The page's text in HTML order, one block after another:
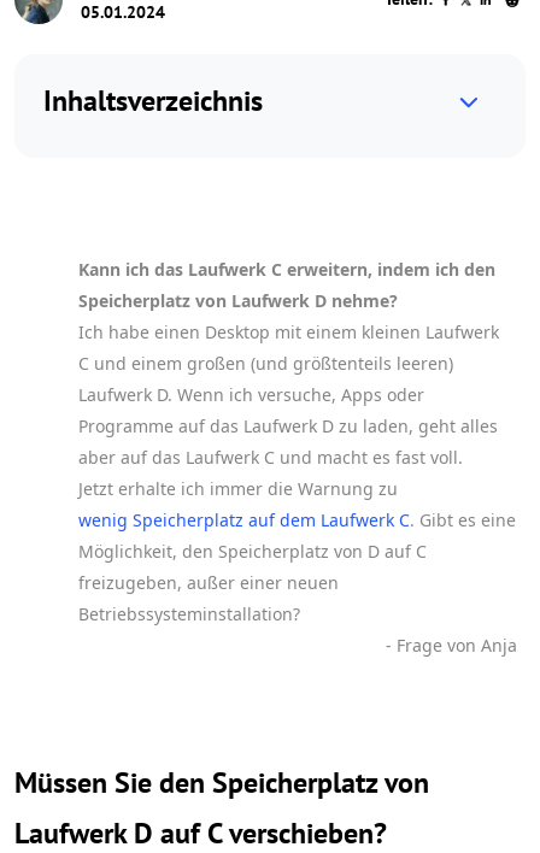
05.01.2024
Inhaltsverzeichnis
Kann ich das Laufwerk C erweitern, indem ich den
Speicherplatz von Laufwerk D nehme?
Ich habe einen Desktop mit einem kleinen Laufwerk
C und einem großen (und größtenteils leeren)
Laufwerk D. Wenn ich versuche, Apps oder
Programme auf das Laufwerk D zu laden, geht alles
aber auf das Laufwerk C und macht es fast voll.
Jetzt erhalte ich immer die Warnung zu
wenig Speicherplatz auf dem Laufwerk C. Gibt es eine
Möglichkeit, den Speicherplatz von D auf C
freizugeben, außer einer neuen
Betriebssysteminstallation?
- Frage von Anja
Müssen Sie den Speicherplatz von
Laufwerk D auf C verschieben?